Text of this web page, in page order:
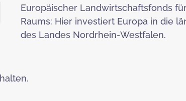
Europäischer Landwirtschaftsfonds
Raums: Hier investiert Europa in die
des Landes Nordrhein-Westfalen.